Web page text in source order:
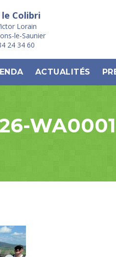
le Colibri
Lorain
le-Saunier
24 34 60
ACTUALITÉS
WA0001